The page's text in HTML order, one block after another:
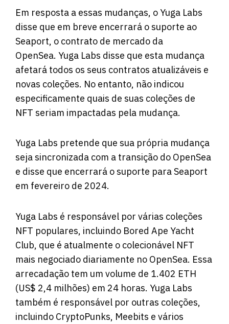
Em resposta a essas mudanças, o Yuga Labs
disse que em breve encerrará o suporte ao
Seaport, o contrato de mercado da
OpenSea. Yuga Labs disse que esta mudança
afetará todos os seus contratos atualizáveis ​​e
novas coleções. No entanto, não indicou
especificamente quais de suas coleções de
NFT seriam impactadas pela mudança.
Yuga Labs pretende que sua própria mudança
seja sincronizada com a transição do OpenSea
e disse que encerrará o suporte para Seaport
em fevereiro de 2024.
Yuga Labs é responsável por várias coleções
NFT populares, incluindo Bored Ape Yacht
Club, que é atualmente o colecionável NFT
mais negociado diariamente no OpenSea. Essa
arrecadação tem um volume de 1.402 ETH
(US$ 2,4 milhões) em 24 horas. Yuga Labs
também é responsável por outras coleções,
incluindo CryptoPunks, Meebits e vários